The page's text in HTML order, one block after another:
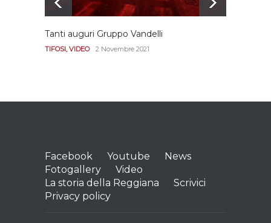
Tanti auguri Gruppo Vandelli
TIFOSI, VIDEO 2 Novembre 2021
Facebook Youtube
News
Fotogallery
Video
La storia della Reggiana
Scrivici
Privacy policy